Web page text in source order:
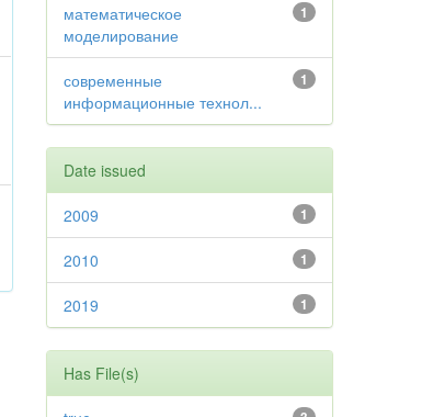
1
математическое
моделирование
1
современные
информационные технол...
Date issued
1
2009
1
2010
1
2019
Has File(s)